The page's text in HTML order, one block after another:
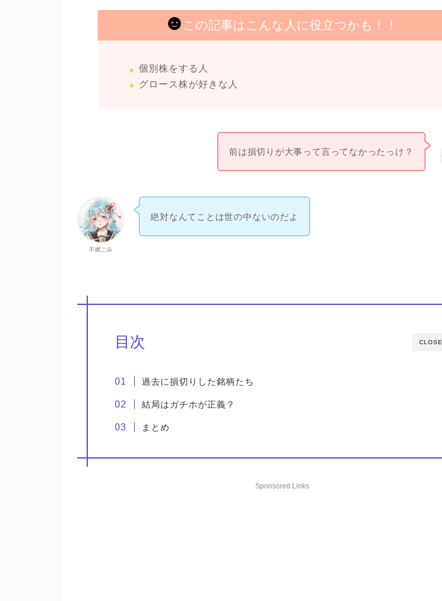
この記事はこんな人に役立つかも！！
個別株をする人
グロース株が好きな人
前は損切りが大事って言ってなかったっけ？
不燃ごみ
絶対なんてことは世の中ないのだよ
CLOSE
目次
過去に損切りした銘柄たち
結局はガチホが正義？
まとめ
Sponsored Links